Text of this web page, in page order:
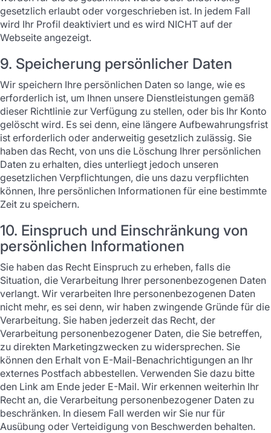
gesetzlich erlaubt oder vorgeschrieben ist. In jedem Fall
wird Ihr Profil deaktiviert und es wird NICHT auf der
Webseite angezeigt.
9. Speicherung persönlicher Daten
Wir speichern Ihre persönlichen Daten so lange, wie es
erforderlich ist, um Ihnen unsere Dienstleistungen gemäß
dieser Richtlinie zur Verfügung zu stellen, oder bis Ihr Konto
gelöscht wird. Es sei denn, eine längere Aufbewahrungsfrist
ist erforderlich oder anderweitig gesetzlich zulässig. Sie
haben das Recht, von uns die Löschung Ihrer persönlichen
Daten zu erhalten, dies unterliegt jedoch unseren
gesetzlichen Verpflichtungen, die uns dazu verpflichten
können, Ihre persönlichen Informationen für eine bestimmte
Zeit zu speichern.
10. Einspruch und Einschränkung von
persönlichen Informationen
Sie haben das Recht Einspruch zu erheben, falls die
Situation, die Verarbeitung Ihrer personenbezogenen Daten
verlangt. Wir verarbeiten Ihre personenbezogenen Daten
nicht mehr, es sei denn, wir haben zwingende Gründe für die
Verarbeitung. Sie haben jederzeit das Recht, der
Verarbeitung personenbezogener Daten, die Sie betreffen,
zu direkten Marketingzwecken zu widersprechen. Sie
können den Erhalt von E-Mail-Benachrichtigungen an Ihr
externes Postfach abbestellen. Verwenden Sie dazu bitte
den Link am Ende jeder E-Mail. Wir erkennen weiterhin Ihr
Recht an, die Verarbeitung personenbezogener Daten zu
beschränken. In diesem Fall werden wir Sie nur für
Ausübung oder Verteidigung von Beschwerden behalten.